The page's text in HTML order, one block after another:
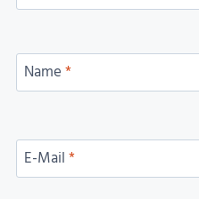
Name*
E-Mail*